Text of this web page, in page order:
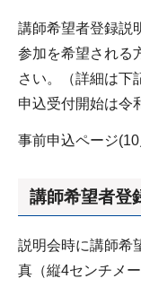
講師希望者登録説
参加を希望される
さい。（詳細は下
申込受付開始は令
事前申込ページ
講師希望者登
説明会時に講師希
真（縦4センチメ